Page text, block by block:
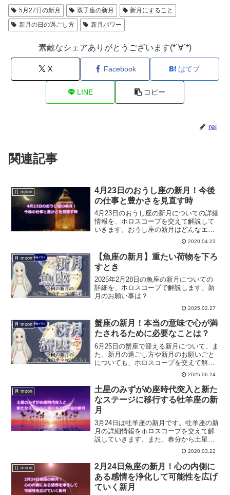
5月27日の新月 双子座の新月
新月にすること
新月の日の過ごし方
新月パワー
素敵なシェアありがとうございます(*´∀`*)
X Facebook はてブ
LINE コピー
rei
関連記事
月 moon
4月23日のおうし座の新月！今後
の仕事と豊かさを見直す時
4月23日のおうし座の新月についての詳細
情報を、ホロスコープを交えて解説して
いきます。おうし座の新月はどんなエネ
ルギー感なのか？また、おうし座の新月
にすると良いことなどについて解説して
いきます。
2020.04.23
月 moon
【魚座の新月】重たい荷物を下ろ
すとき
2025年2月28日の魚座の新月についての
詳細を、ホロスコープで解説します。新
月のお願い事は？
2025.02.27
月 moon
蟹座の新月！本当の意味で心が満
たされるために必要なことは？
6月25日の蟹座で迎える新月について、ま
た、新月の過ごし方や新月のお願いごと
についても、ホロスコープを交えて解説
2025.06.24
月 moon
土星のみずがめ座時代突入と新た
なステージに移行する牡羊座の新
月
3月24日は牡羊座の新月です。牡羊座の新
月の詳細情報をホロスコープを交えて解
説していきます。また、春分から土星の
水瓶座入りについて、これからの新しい
時代に向けて何をすればいいのか？につ
いても合わせて解説していきます。
2020.03.22
月 moon
2月24日魚座の新月！心の内側に
ある感情を浄化して可能性を広げ
ていく新月